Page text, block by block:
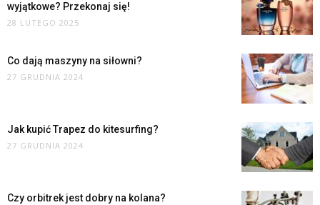
wyjątkowe? Przekonaj się!
28 LUTEGO 2025
Co dają maszyny na siłowni?
27 GRUDNIA 2024
Jak kupić Trapez do kitesurfing?
27 GRUDNIA 2024
Czy orbitrek jest dobry na kolana?